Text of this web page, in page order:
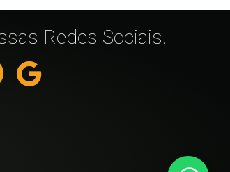
Redes Sociais!